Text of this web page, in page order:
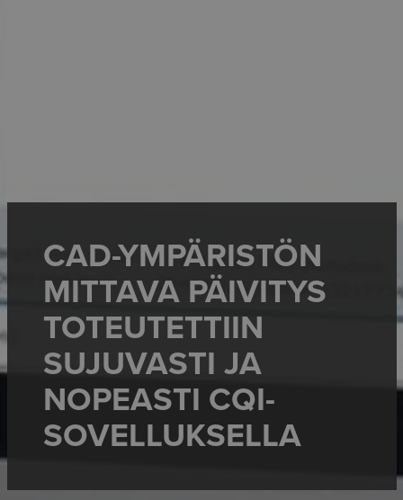
CAD-YMPÄRISTÖN
MITTAVA PÄIVITYS
TOTEUTETTIIN
SUJUVASTI JA
NOPEASTI CQI-
SOVELLUKSELLA